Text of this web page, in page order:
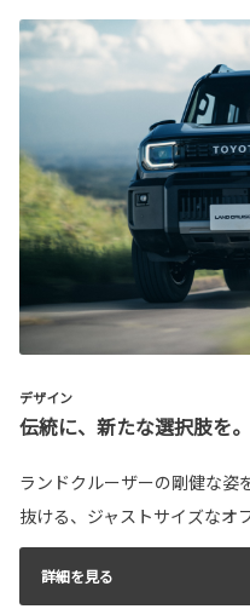
デザイン
伝統に、新たな選択肢を。
ランドクルーザーの剛健な姿
抜ける、ジャストサイズなオ
詳細を見る